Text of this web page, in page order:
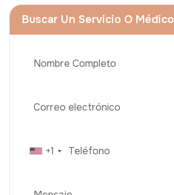
Buscar Un Servicio O Médico
+1